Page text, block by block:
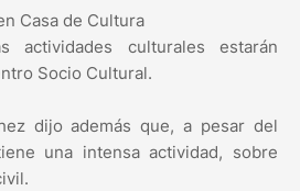
Casa de Cultura
actividades culturales estarán
Socio Cultural.
dijo además que, a pesar del
una intensa actividad, sobre